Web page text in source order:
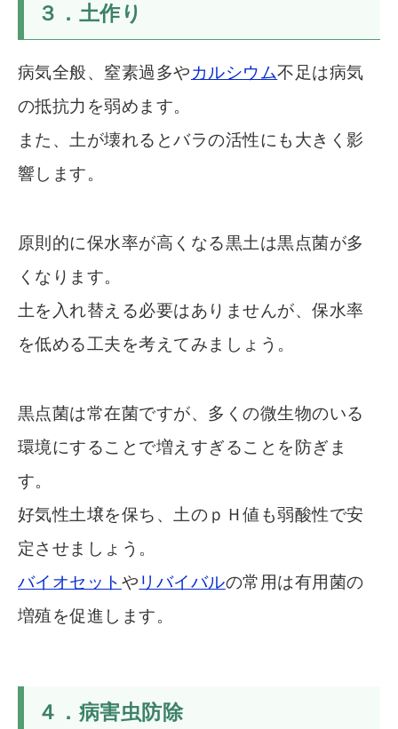
３．土作り
病気全般、窒素過多やカルシウム不足は病気
の抵抗力を弱めます。
また、土が壊れるとバラの活性にも大きく影
響します。
原則的に保水率が高くなる黒土は黒点菌が多
くなります。
土を入れ替える必要はありませんが、保水率
を低める工夫を考えてみましょう。
黒点菌は常在菌ですが、多くの微生物のいる
環境にすることで増えすぎることを防ぎま
す。
好気性土壌を保ち、土のｐＨ値も弱酸性で安
定させましょう。
バイオセット や リバイバルの常用は有用菌の
増殖を促進します。
４．病害虫防除